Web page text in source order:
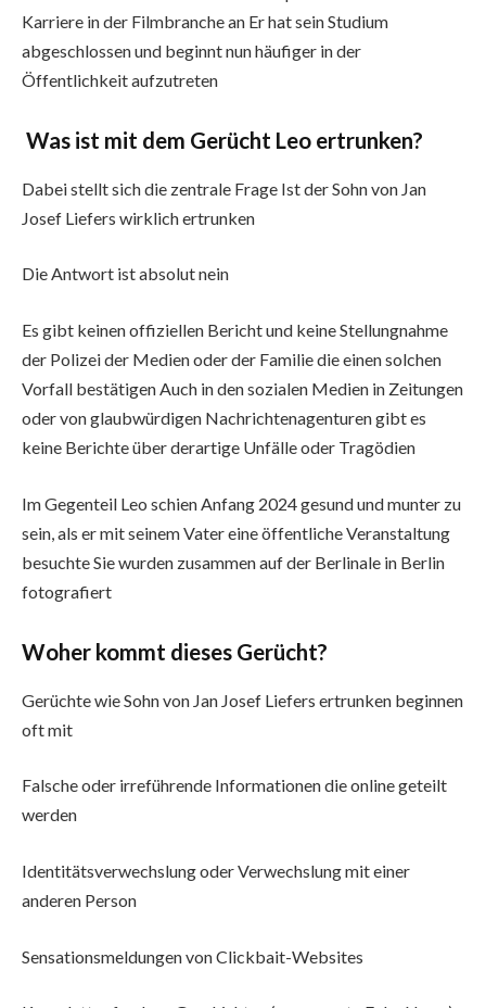
Karriere in der Filmbranche an Er hat sein Studium
abgeschlossen und beginnt nun häufiger in der
Öffentlichkeit aufzutreten
Was ist mit dem Gerücht Leo ertrunken?
Dabei stellt sich die zentrale Frage Ist der Sohn von Jan
Josef Liefers wirklich ertrunken
Die Antwort ist absolut nein
Es gibt keinen offiziellen Bericht und keine Stellungnahme
der Polizei der Medien oder der Familie die einen solchen
Vorfall bestätigen Auch in den sozialen Medien in Zeitungen
oder von glaubwürdigen Nachrichtenagenturen gibt es
keine Berichte über derartige Unfälle oder Tragödien
Im Gegenteil Leo schien Anfang 2024 gesund und munter zu
sein, als er mit seinem Vater eine öffentliche Veranstaltung
besuchte Sie wurden zusammen auf der Berlinale in Berlin
fotografiert
Woher kommt dieses Gerücht?
Gerüchte wie Sohn von Jan Josef Liefers ertrunken beginnen
oft mit
Falsche oder irreführende Informationen die online geteilt
werden
Identitätsverwechslung oder Verwechslung mit einer
anderen Person
Sensationsmeldungen von Clickbait-Websites